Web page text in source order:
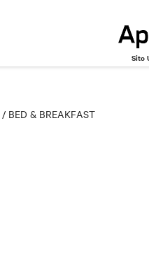
Sito
/ BED & BREAKFAST